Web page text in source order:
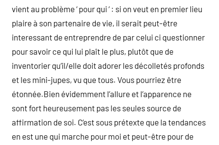
vient au problème ‘ pour qui ‘ : si on veut en premier lieu
plaire à son partenaire de vie, il serait peut-être
interessant de entreprendre de par celui ci questionner
pour savoir ce qui lui plaît le plus, plutôt que de
inventorier qu’il/elle doit adorer les décolletés profonds
et les mini-jupes, vu que tous. Vous pourriez être
étonnée.Bien évidemment l’allure et l’apparence ne
sont fort heureusement pas les seules source de
affirmation de soi. C’est sous prétexte que la tendances
en est une qui marche pour moi et peut-être pour de